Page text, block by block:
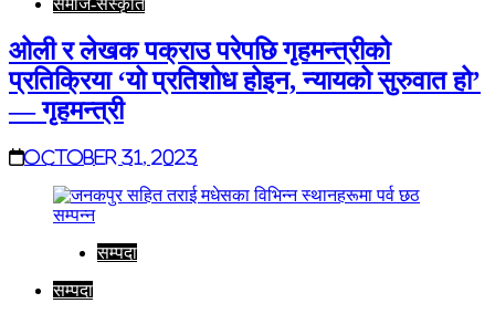
समाज-संस्कृति
ओली र लेखक पक्राउ परेपछि गृहमन्त्रीको
प्रतिक्रिया ‘यो प्रतिशोध होइन, न्यायको सुरुवात हो’
— गृहमन्त्री
October 31, 2023
सम्पदा
सम्पदा